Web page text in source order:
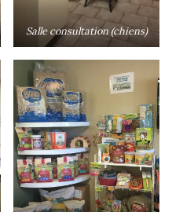
Salle consultation (chiens)